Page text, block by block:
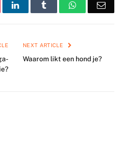
LinkedIn Tumblr WhatsApp
NEXT ARTICLE
Waarom likt een hond je?